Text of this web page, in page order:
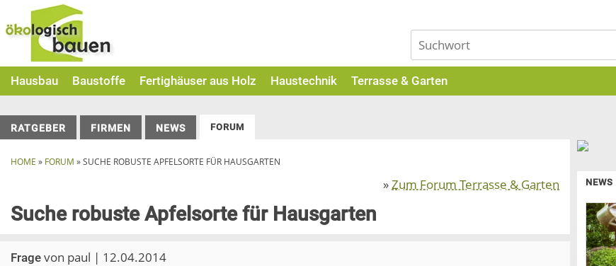
to
content
Hausbau Baustoffe Fertighäuser aus Holz Haustechnik Terrasse & Garten
RATGEBER FIRMEN NEWS FORUM
HOME » FORUM »SUCHE ROBUSTE APFELSORTE FÜR HAUSGARTEN
»Zum Forum Terrasse & Garten
Suche robuste Apfelsorte für Hausgarten
Frage von paul | 12.04.2014
NEWS